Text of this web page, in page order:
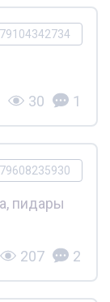
30 1
пидары
207 2